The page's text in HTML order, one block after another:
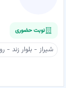
نوبت حضوری